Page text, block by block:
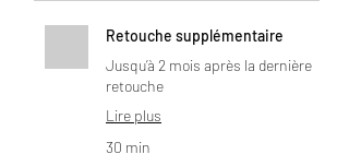
Retouche supplémentaire
Jusqu’à 2 mois après la dernière
retouche
Lire plus
30 min